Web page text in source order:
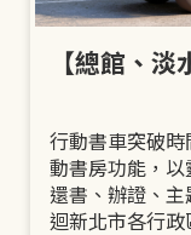
【總館、
行動書車突破
動書房功能，
還書、辦證、
迴新北市各行